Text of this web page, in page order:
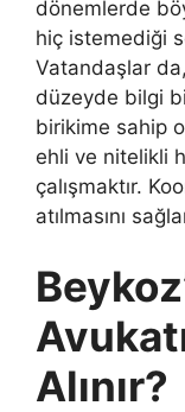
dönemlerde
hiç istemediği
Vatandaşlar
düzeyde bilgi
birikime sahip
ehli ve nitelikli
çalışmaktır.
atılmasını
Alınır?